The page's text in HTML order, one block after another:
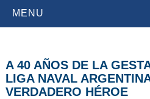
MENU
INSTITUCIONAL
NOSOTROS
A 40 AÑOS DE LA
LIGA NAVAL
VERDADERO HÉROE